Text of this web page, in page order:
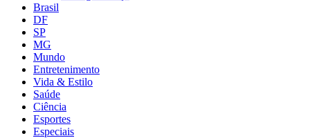
Brasil
DF
SP
MG
Mundo
Entretenimento
Vida & Estilo
Saúde
Ciência
Esportes
Especiais